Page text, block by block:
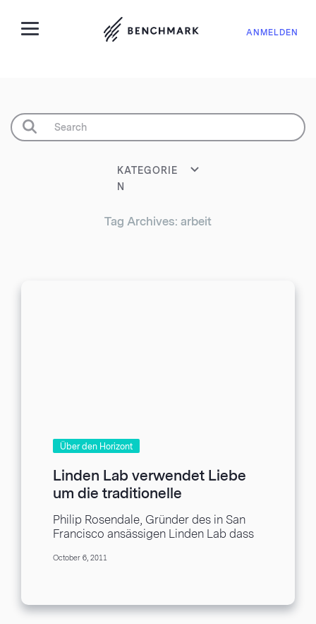
ANMELDEN
KATEGORIE
N
Tag Archives: arbeit
Über den Horizont
Linden Lab verwendet Liebe
um die traditionelle
Büroorganisation zu zerlegen
Philip Rosendale, Gründer des in San
Francisco ansässigen Linden Lab dass
Life geschaffen hat,...
October 6, 2011